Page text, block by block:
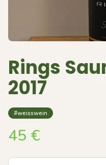
Rings
2017
#weisswein
45 €